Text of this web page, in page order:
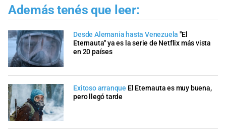
Además tenés que leer:
Desde Alemania hasta Venezuela "El
Eternauta" ya es la serie de Netflix más vista
en 20 países
Exitoso arranque El Eternauta es muy buena,
pero llegó tarde